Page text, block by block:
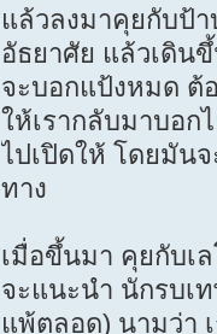
แล้วลงมาคุยกับป้า
อัธยาศัย แล้วเดิน
จะบอกแป้งหมด ต้
ให้เรากลับมาบอก
ไปเปิดให้ โดยมัน
ทาง
เมื่อขึ้นมา คุยกับเ
จะแนะนำ นักรบเ
แพ้ตลอด) นามว่า